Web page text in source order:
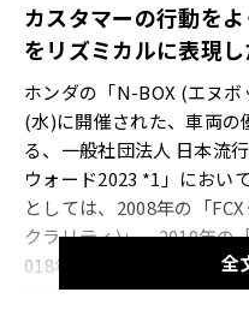
カスタマーの行動を
をリズミカルに表現
ホンダの「N-BOX (エヌ
(水)に開催された、車両
る、一般社団法人 日本流
ウォード2023 *1」におい
としては、2008年の「
クラリティ)」、2010年の
018年の「N-VAN (エヌバ
受賞。
全